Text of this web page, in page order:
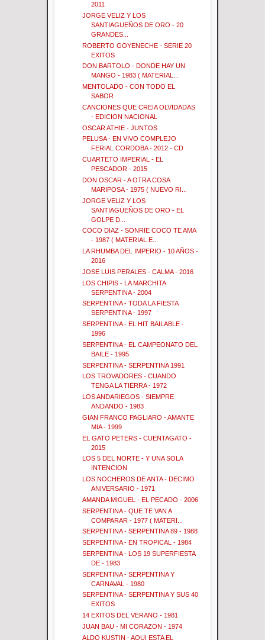
2011
JORGE VELIZ Y LOS
SANTIAGUEÑOS DE ORO - 20
GRANDES...
ROBERTO GOYENECHE - SERIE 20
EXITOS
DON BARTOLO - DONDE HAY UN
MANGO - 1983 ( MATERIAL...
MENTOLADO - CON TODO EL
SABOR
CANCIONES QUE CREIA OLVIDADAS
- EDICION NACIONAL
OSCAR ATHIE - JUNTOS
PELUSA - EN VIVO COMPLEJO
FERIAL CORDOBA - 2012 - CD
CUARTETO IMPERIAL - EL
PESCADOR - 2015
DON OSCAR - A OTRA COSA
MARIPOSA - 1975 ( NUEVO RI...
JORGE VELIZ Y LOS
SANTIAGUEÑOS DE ORO - EL
GOLPE D...
COCO DIAZ - SONRIE COCO TE AMA
- 1987 ( MATERIAL E...
LA RHUMBA DEL IMPERIO - 10 AÑOS -
2016
JOSE LUIS PERALES - CALMA - 2016
LOS CHIPIS - LA MARCHITA
SERPENTINA - 2004
SERPENTINA - TODA LA FIESTA
SERPENTINA - 1997
SERPENTINA - EL HIT BAILABLE -
1996
SERPENTINA - EL CAMPEONATO DEL
BAILE - 1995
SERPENTINA - SERPENTINA 1991
LOS TROVADORES - CUANDO
TENGA LA TIERRA - 1972
LOS ANDARIEGOS - SIEMPRE
ANDANDO - 1983
GIAN FRANCO PAGLIARO - AMANTE
MIA - 1999
EL GATO PETERS - CUENTAGATO -
2015
LOS 5 DEL NORTE - Y UNA SOLA
INTENCION
LOS NOCHEROS DE ANTA - DECIMO
ANIVERSARIO - 1971
AMANDA MIGUEL - EL PECADO - 2006
SERPENTINA - QUE TE VAN A
COMPARAR - 1977 ( MATERI...
SERPENTINA - SERPENTINA 89 - 1988
SERPENTINA - EN TROPICAL - 1984
SERPENTINA - LOS 19 SUPERFIESTA
DE - 1983
SERPENTINA - SERPENTINA Y
CARNAVAL - 1980
SERPENTINA - SERPENTINA Y SUS 40
EXITOS
14 EXITOS DEL VERANO - 1981
JUAN BAU - MI CORAZON - 1974
ALDO KUSTIN - AQUI ESTA EL